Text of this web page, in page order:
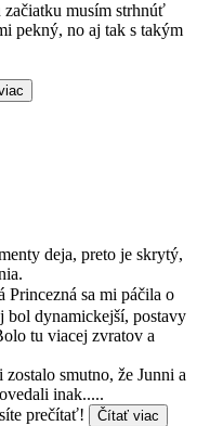
musím strhnúť
pekný, no aj tak s takým
deja, preto je skrytý,
Princezná sa mi páčila o
bol dynamickejší, postavy
tu viacej zvratov a
smutno, že Junni a
inak.....
prečítať!
Čítať viac